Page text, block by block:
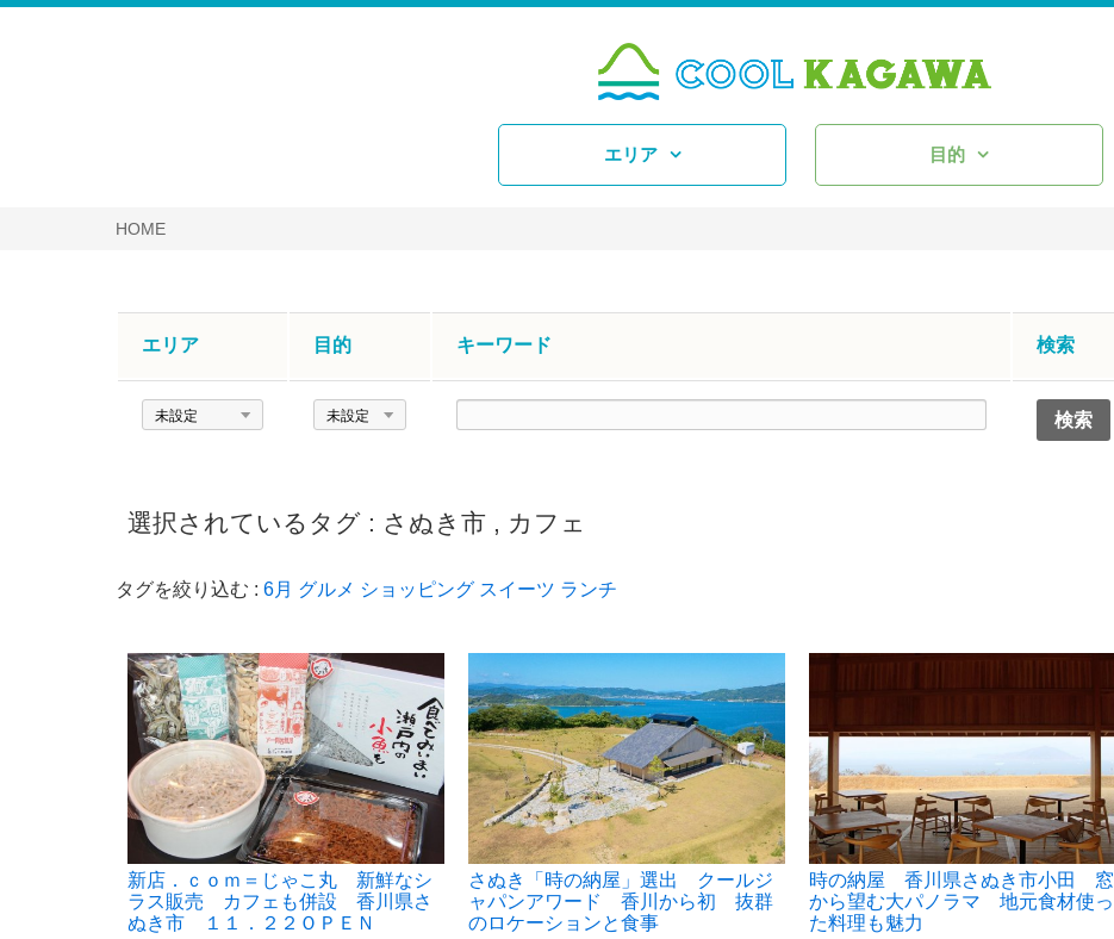
エリア 目的
HOME
エリア 目的 キーワード 検索
エ
目
ド
選択されているタグ : さぬき市 , カフェ
タグを絞り込む : 6月 グルメ ショッピング スイーツ ランチ
新店．ｃｏｍ＝じゃこ丸 新鮮なシ
ラス販売 カフェも併設 香川県さ
ぬき市 １１．２２ＯＰＥＮ
さぬき「時の納屋」選出 クールジ
ャパンアワード 香川から初 抜群
のロケーションと食事
時の納屋 香川県さぬき市小田 窓
から望む大パノラマ 地元食材使っ
た料理も魅力